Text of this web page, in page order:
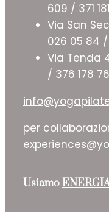
609 / 371
Via San
026 05 84
Via Tenda
/ 376 178
per
Usiamo